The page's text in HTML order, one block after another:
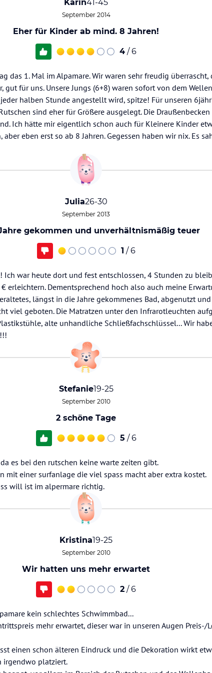
Karin41-45
September 2014
Eher für Kinder ab mind. 8 Jahren!
4 / 6
das 1. Mal im Alpamare. Wir waren sehr freudig
gut für uns. Unsere Jungs (6+8) waren sofort von dem
halben Stunde angestellt wird, spitze! Für unseren
sind eher für Größere ausgelegt. Die
Ich hätte mir eigentlich schon auch für Kleinere Kinder
eben erst so ab 8 Jahren. Gegessen haben wir nix. Es
Julia26-30
September 2013
gekommen und unverhältnismäßig teuer
1 / 6
war heute dort und fest entschlossen, 4 Stunden zu
erleichtern. Dementsprechend hoch also auch meine
längst in die Jahre gekommenes Bad, abgenutzt
viel geboten. Die Matratzen unter den Infrarotleuchten
alte unhandliche Schließfachschlüssel... Wir
Stefanie19-25
September 2010
2 schöne Tage
5 / 6
es bei den rutschen keine warte zeiten gibt.
mit einer surfanlage die viel spass macht aber extra kostet.
will ist im alpermare richtig.
Kristina19-25
September 2010
Wir hatten uns mehr erwartet
2 / 6
kein schlechtes Schwimmbad...
mehr erwartet, dieser war in unseren Augen Preis-/
einen schon älteren Eindruck und die Dekoration wirkt
irgendwo platziert.